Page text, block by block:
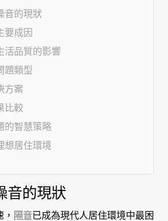
音的現狀
要成因
活品質的影響
題類型
方案
比較
的智慧策略
想居住環境
音的現狀
隔音已成為現代人居住環境中最困